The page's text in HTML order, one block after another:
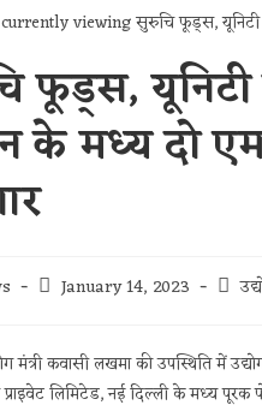
फूड्स, यूनिटी
के मध्य दो
January 14, 2023
मंत्री कवासी लखमा की उपस्थिति में
लिमिटेड, नई दिल्ली के मध्य पूरक